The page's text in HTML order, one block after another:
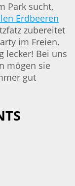
Park sucht,
Erdbeeren
zubereitet
im Freien.
lecker! Bei uns
mögen sie
gut